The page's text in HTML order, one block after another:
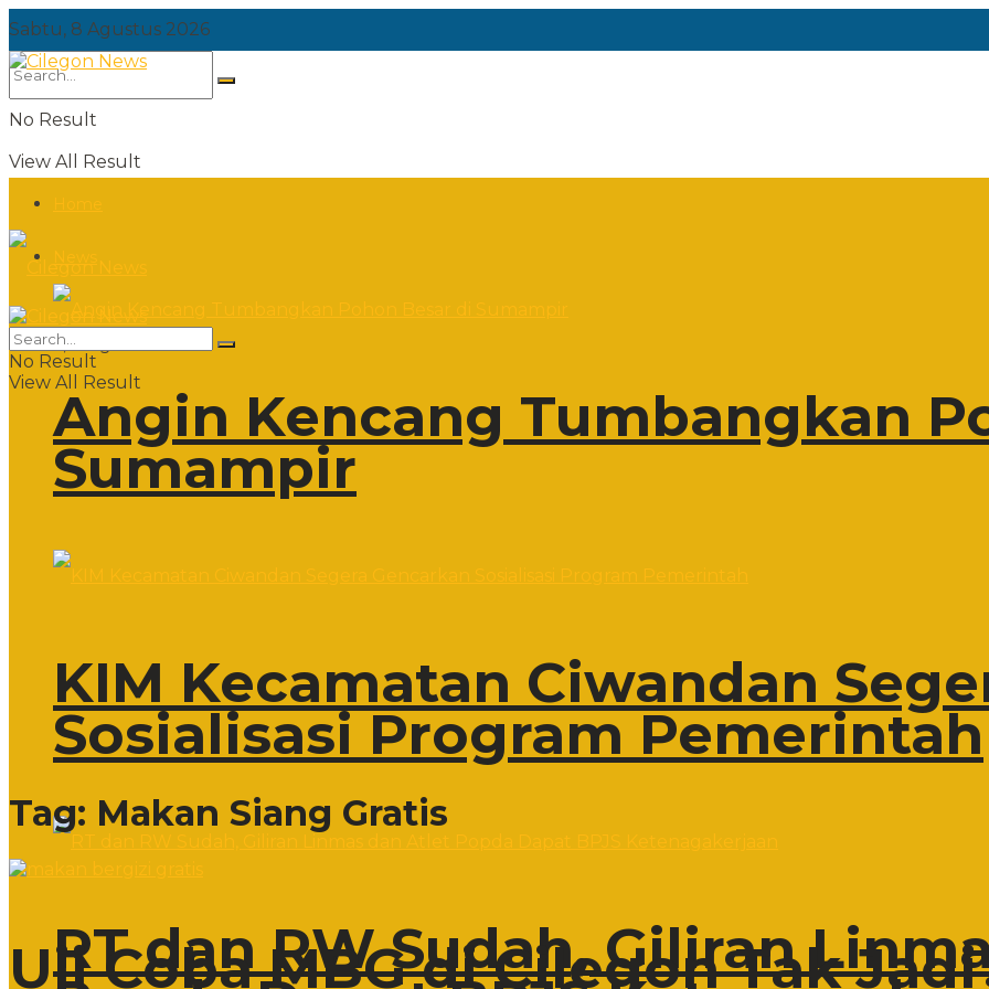
Sabtu, 8 Agustus 2026
No Result
View All Result
Angin Kencang Tumbangkan
Sumampir
KIM Kecamatan Ciwandan
Sosialisasi Program Pemerintah
RT dan RW Sudah, Giliran
Sabtu, 8 Agustus 2026
No Result
View All Result
Tag: Makan Siang Gratis
Uji Coba MBG di Cilegon Tak